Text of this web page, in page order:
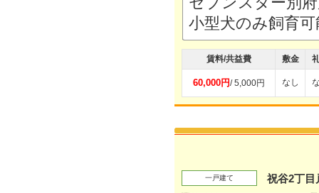
小型犬のみ飼育
賃料/共益費 敷金
60,000円/ 5,000円 なし
一戸建て 祝谷2丁目